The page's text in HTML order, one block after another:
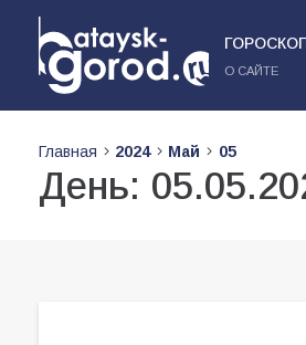
О САЙТЕ
Главная 2024 Май 05
День: